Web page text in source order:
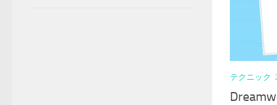
テクニック